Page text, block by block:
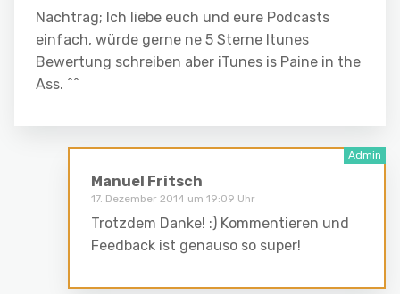
Nachtrag; Ich liebe euch und eure Podcasts
einfach, würde gerne ne 5 Sterne Itunes
Bewertung schreiben aber iTunes is Paine in the
Ass. ^^
Manuel Fritsch
17. Dezember 2014 um 19:09 Uhr
Trotzdem Danke! :) Kommentieren und
Feedback ist genauso so super!